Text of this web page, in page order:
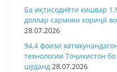
Ба иқтисодиёти кишвар
доллар сармояи хориҷӣ
28.07.2026
94,4 фоизи
технологии Тоҷикистон
шуданд 28.07.2026